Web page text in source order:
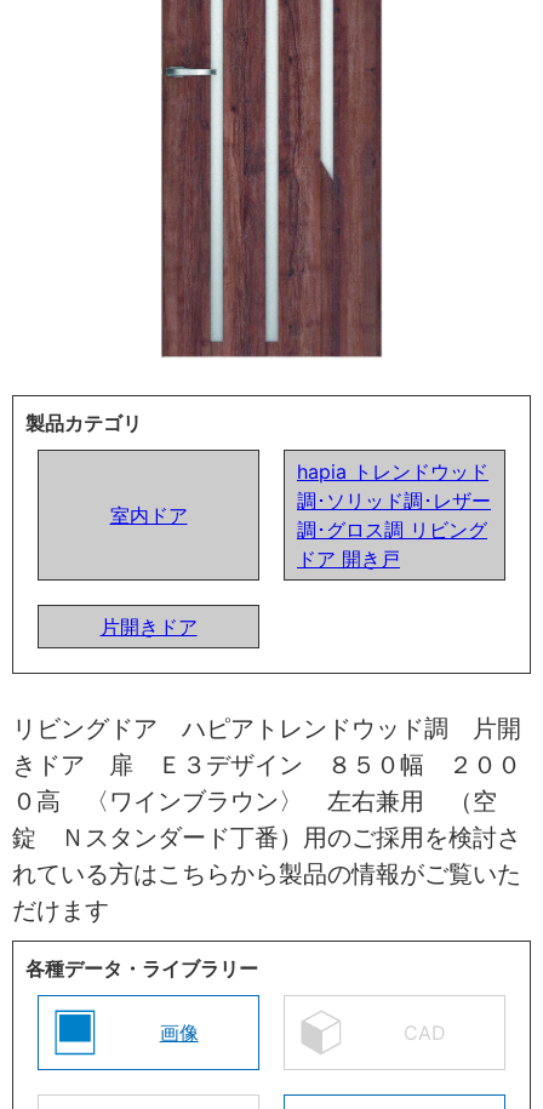
製品カテゴリ
室内ドア
hapia トレンドウッド
調･ソリッド調･レザー
調･グロス調 リビング
ドア 開き戸
片開きドア
リビングドア ハピアトレンドウッド調 片開
きドア 扉 Ｅ３デザイン ８５０幅 ２００
０高 〈ワインブラウン〉 左右兼用 （空
錠 Ｎスタンダード丁番）用のご採用を検討さ
れている方はこちらから製品の情報がご覧いた
だけます
各種データ・ライブラリー
画像 CAD